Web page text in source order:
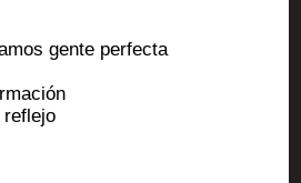
gente perfecta
reflejo